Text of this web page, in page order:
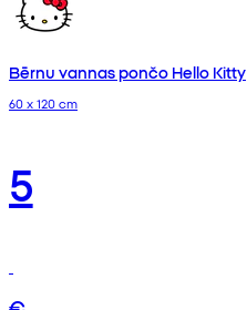
Bērnu vannas pončo Hello Kitty
60 x 120 cm
5